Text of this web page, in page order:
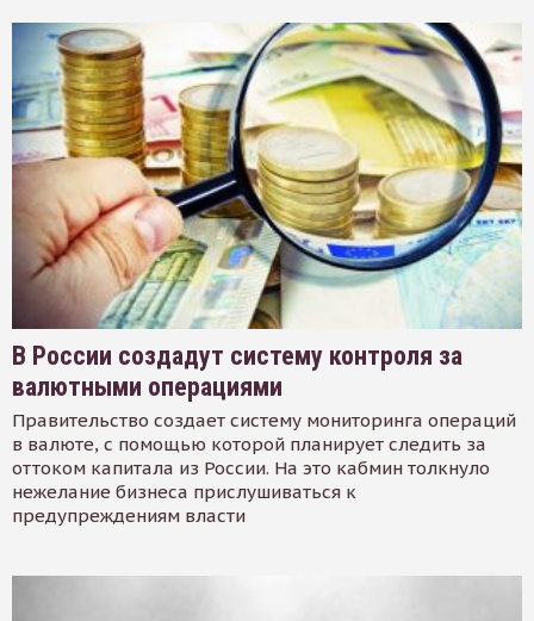
В России создадут систему контроля за
валютными операциями
Правительство создает систему мониторинга операций
в валюте, с помощью которой планирует следить за
оттоком капитала из России. На это кабмин толкнуло
нежелание бизнеса прислушиваться к
предупреждениям власти